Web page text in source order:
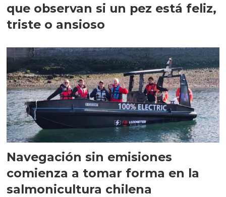
que observan si un pez está feliz,
triste o ansioso
Navegación sin emisiones
comienza a tomar forma en la
salmonicultura chilena